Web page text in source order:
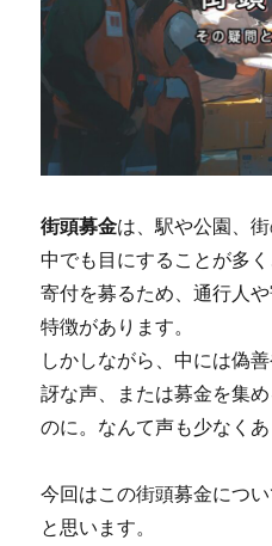
街頭募金は、駅や公園、
中でも目にすることが多
寄付を募るため、通行人
特徴があります。
しかしながら、中には偽
訝な声、または募金を集
のに。なんて声も少なくあ
今回はこの街頭募金につ
と思います。